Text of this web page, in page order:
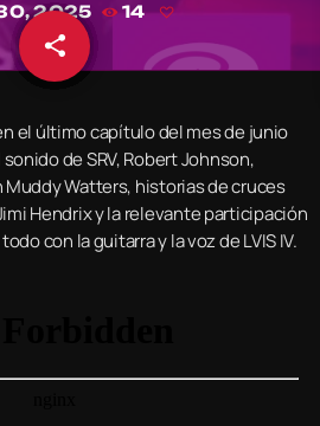
2025 14
share
email
el último capítulo del mes de junio
sonido de SRV, Robert Johnson,
Watters, historias de cruces
Hendrix y la relevante participación
con la guitarra y la voz de LVIS IV.